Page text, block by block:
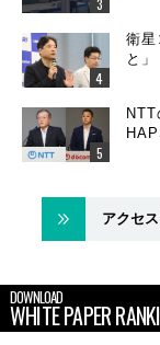
衛星
と
アクセ
DOWNLOAD
WHITE PAPER